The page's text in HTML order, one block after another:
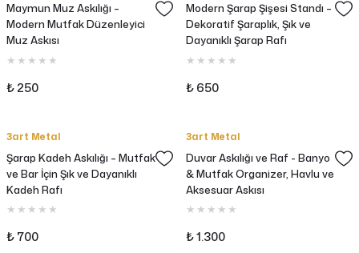
Maymun Muz Askılığı –
Modern Mutfak Düzenleyici
Muz Askısı
₺ 250
Modern Şarap Şişesi Standı –
Dekoratif Şaraplık, Şık ve
Dayanıklı Şarap Rafı
₺ 650
3art Metal
Şarap Kadeh Askılığı – Mutfak
ve Bar İçin Şık ve Dayanıklı
Kadeh Rafı
₺ 700
3art Metal
Duvar Askılığı ve Raf - Banyo
& Mutfak Organizer, Havlu ve
Aksesuar Askısı
₺ 1.300